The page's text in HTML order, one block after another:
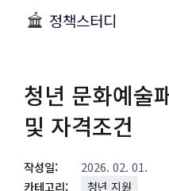
정책스터디
청년 문화예술
및 자격조건
작성일:
2026. 02. 01.
카테고리:
청년 지원